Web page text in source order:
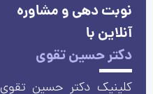
نوبت دهی و مشاوره
آنلاین با
دکتر حسین تقوی
کلینیک دکتر حسین تقوی